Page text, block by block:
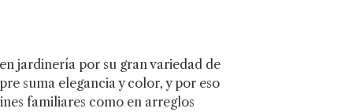
jardinería por su gran variedad de
suma elegancia y color, y por eso
familiares como en arreglos